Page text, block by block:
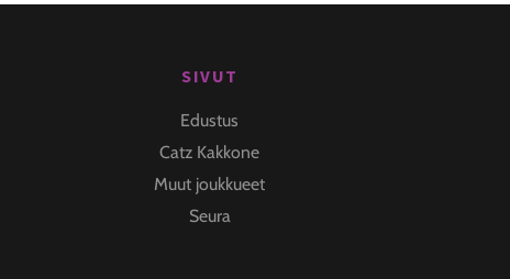
SIVUT
Edustus
Catz Kakkone
Muut joukkueet
Seura